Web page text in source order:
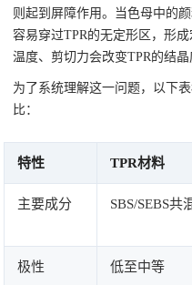
则起到屏障作用。当色母中的
容易穿过TPR的无定形区，形
温度、剪切力会改变TPR的结
为了系统理解这一问题，以下
比：
特性 TPR材料
主要成分 SBS/SEBS共
极性 低至中等